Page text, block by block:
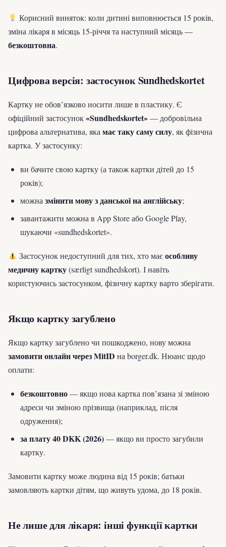
Корисний виняток: коли дитині виповнюється 15 років,
зміна лікаря в місяць 15-річчя та наступний місяць —
безкоштовна.
Цифрова версія: застосунок Sundhedskortet
Картку не обов’язково носити лише в пластику. Є
офіційний застосунок«Sundhedskortet»— добровільна
цифрова альтернатива, яка має таку саму силу, як фізична
картка. У застосунку:
ви бачите свою картку (а також картки дітей до 15
років);
можна змінити мову з данської на англійську;
завантажити можна в App Store або Google Play,
шукаючи «sundhedskortet».
Застосунок недоступний для тих, хто маєособливу
медичну картку(særligt sundhedskort). І навіть
користуючись застосунком, фізичну картку варто зберігати.
Якщо картку загублено
Якщо картку загублено чи пошкоджено, нову можна
замовити онлайн через MitID на borger.dk. Нюанс щодо
оплати:
безкоштовно— якщо нова картка пов’язана зі зміною
адреси чи зміною прізвища (наприклад, після
одруження);
за плату 40 DKK (2026)— якщо ви просто загубили
картку.
Замовити картку може людина від 15 років; батьки
замовляють картки дітям, що живуть удома, до 18 років.
Не лише для лікаря: інші функції картки